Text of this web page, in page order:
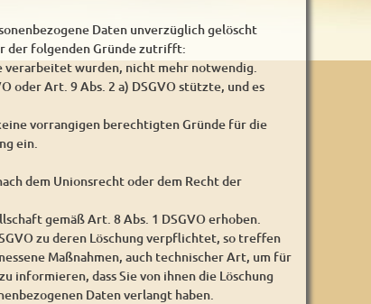
Daten unverzüglich gelöscht
der folgenden Gründe zutrifft:
verarbeitet wurden, nicht mehr notwendig.
oder Art. 9 Abs. 2 a) DSGVO stützte, und es
vorrangigen berechtigten Gründe für die
ein.
dem Unionsrecht oder dem Recht der
gemäß Art. 8 Abs. 1 DSGVO erhoben.
zu deren Löschung verpflichtet, so treffen
Maßnahmen, auch technischer Art, um für
dass Sie von ihnen die Löschung
Daten verlangt haben.